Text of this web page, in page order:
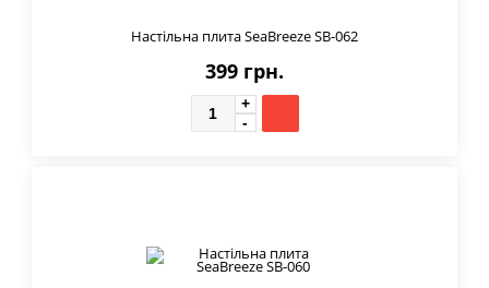
Настільна плита SeaBreeze SB-062
399 грн.